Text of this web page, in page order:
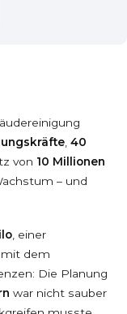
, 40
von 10 Millionen
– und
, einer
mit dem
Die Planung
war nicht sauber